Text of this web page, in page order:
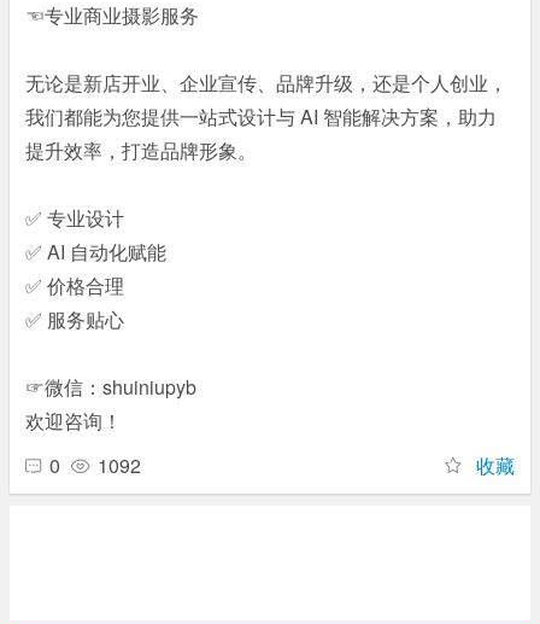
☜专业商业摄影服务
无论是新店开业、企业宣传、品牌升级，还是个人创业，
我们都能为您提供一站式设计与 AI 智能解决方案，助力
提升效率，打造品牌形象。
✅ 专业设计
✅ AI 自动化赋能
✅ 价格合理
✅ 服务贴心
☞微信：shuiniupyb
欢迎咨询！
0
1092 收藏